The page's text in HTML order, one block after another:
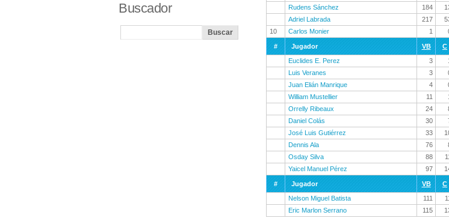
Rudens Sánchez
184
Adriel Labrada
217
10
Carlos Monier 1
# Jugador VB C
Euclides E. Perez
3
Luis Veranes
3
Juan Elián Manrique
4
William Mustellier
11
Orrelly Ribeaux
24
Daniel Colás
30
José Luis Gutiérrez
33
Dennis Ala
76
Osday Silva
88
Yaicel Manuel Pérez
97
# Jugador VB C
Nelson Miguel Batista
111
Eric Marlon Serrano
115
Buscador